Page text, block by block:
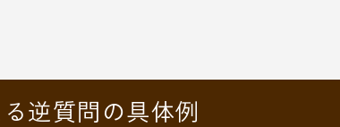
逆質問の具体例